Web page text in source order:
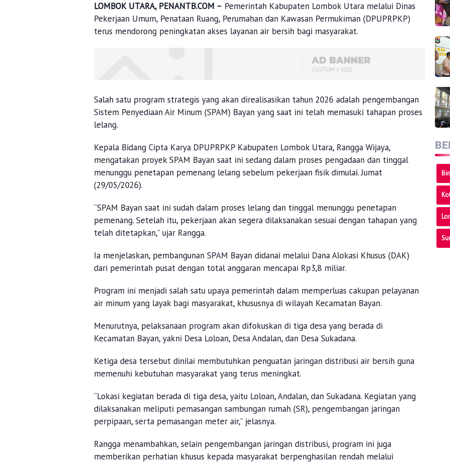
LOMBOK UTARA, PENANTB.COM – Pemerintah Kabupaten Lombok Utara melalui Dinas
Pekerjaan Umum, Penataan Ruang, Perumahan dan Kawasan Permukiman (DPUPRPKP)
terus mendorong peningkatan akses layanan air bersih bagi masyarakat.
Salah satu program strategis yang akan direalisasikan tahun 2026 adalah pengembangan
Sistem Penyediaan Air Minum (SPAM) Bayan yang saat ini telah memasuki tahapan proses
lelang.
Kepala Bidang Cipta Karya DPUPRPKP Kabupaten Lombok Utara, Rangga Wijaya,
mengatakan proyek SPAM Bayan saat ini sedang dalam proses pengadaan dan tinggal
menunggu penetapan pemenang lelang sebelum pekerjaan fisik dimulai. Jumat
(29/05/2026).
“SPAM Bayan saat ini sudah dalam proses lelang dan tinggal menunggu penetapan
pemenang. Setelah itu, pekerjaan akan segera dilaksanakan sesuai dengan tahapan yang
telah ditetapkan,” ujar Rangga.
Ia menjelaskan, pembangunan SPAM Bayan didanai melalui Dana Alokasi Khusus (DAK)
dari pemerintah pusat dengan total anggaran mencapai Rp3,8 miliar.
Program ini menjadi salah satu upaya pemerintah dalam memperluas cakupan pelayanan
air minum yang layak bagi masyarakat, khususnya di wilayah Kecamatan Bayan.
Menurutnya, pelaksanaan program akan difokuskan di tiga desa yang berada di
Kecamatan Bayan, yakni Desa Loloan, Desa Andalan, dan Desa Sukadana.
Ketiga desa tersebut dinilai membutuhkan penguatan jaringan distribusi air bersih guna
memenuhi kebutuhan masyarakat yang terus meningkat.
“Lokasi kegiatan berada di tiga desa, yaitu Loloan, Andalan, dan Sukadana. Kegiatan yang
dilaksanakan meliputi pemasangan sambungan rumah (SR), pengembangan jaringan
perpipaan, serta pemasangan meter air,” jelasnya.
Rangga menambahkan, selain pengembangan jaringan distribusi, program ini juga
memberikan perhatian khusus kepada masyarakat berpenghasilan rendah melalui